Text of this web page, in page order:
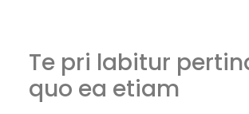
Te pri labitur
quo ea etiam